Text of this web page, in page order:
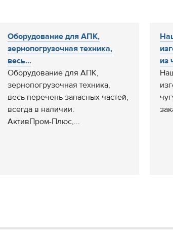
Оборудование для АПК,
зернопогрузочная техника,
весь...
Оборудование для АПК,
зернопогрузочная техника,
весь перечень запасных частей,
всегда в наличии.
АктивПром-Плюс,...
из